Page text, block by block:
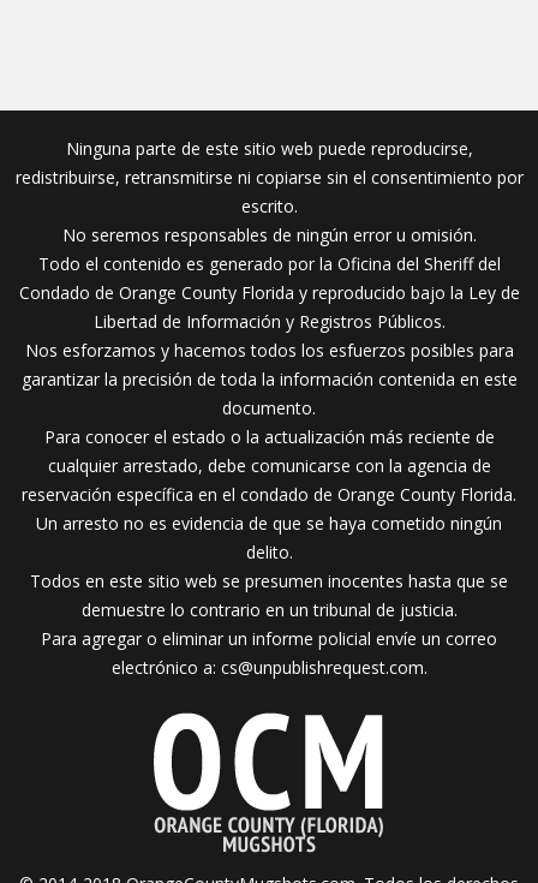
Ninguna parte de este sitio web puede reproducirse,
redistribuirse, retransmitirse ni copiarse sin el consentimiento por
escrito.
No seremos responsables de ningún error u omisión.
Todo el contenido es generado por la Oficina del Sheriff del
Condado de Orange County Florida y reproducido bajo la Ley de
Libertad de Información y Registros Públicos.
Nos esforzamos y hacemos todos los esfuerzos posibles para
garantizar la precisión de toda la información contenida en este
documento.
Para conocer el estado o la actualización más reciente de
cualquier arrestado, debe comunicarse con la agencia de
reservación específica en el condado de Orange County Florida.
Un arresto no es evidencia de que se haya cometido ningún
delito.
Todos en este sitio web se presumen inocentes hasta que se
demuestre lo contrario en un tribunal de justicia.
Para agregar o eliminar un informe policial envíe un correo
electrónico a: cs@unpublishrequest.com.